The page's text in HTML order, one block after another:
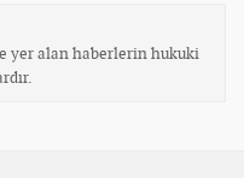
yer alan haberlerin hukuki